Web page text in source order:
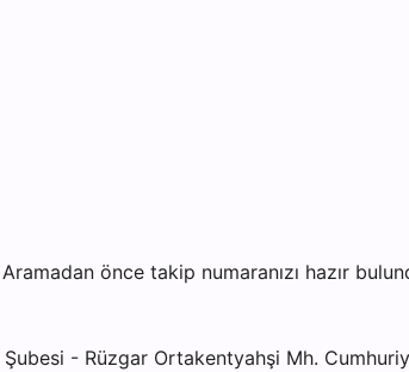
önce takip numaranızı hazır
- Rüzgar Ortakentyahşi Mh.